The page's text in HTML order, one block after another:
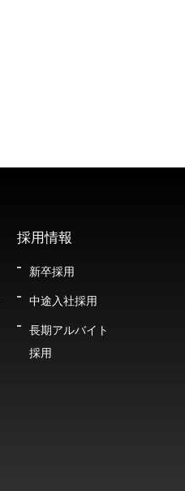
採用情報
新卒採用
中途入社採用
長期アルバイト
採用